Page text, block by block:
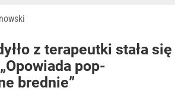
z terapeutki stała się
pop-
brednie”